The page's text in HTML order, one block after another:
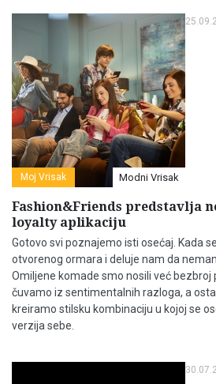
Moj Vrisak Modni Vrisak
Fashion&Friends predstavlja
loyalty aplikaciju
Gotovo svi poznajemo isti osećaj. Kada
otvorenog ormara i deluje nam da
Omiljene komade smo nosili već bezbroj
čuvamo iz sentimentalnih razloga, a
kreiramo stilsku kombinaciju u kojoj se
verzija sebe.